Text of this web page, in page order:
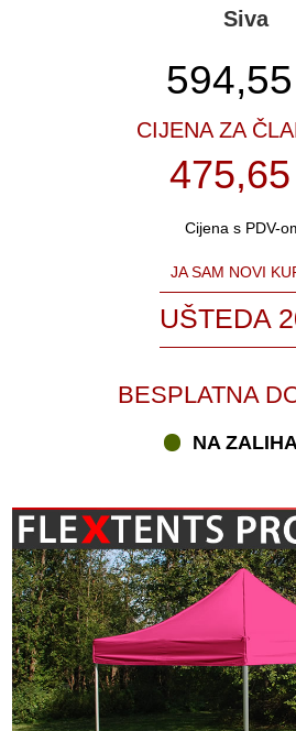
Siva
594,55
CIJENA ZA
Cijena s PDV-
JA SAM NOVI
UŠTEDA
BESPLATNA
NA